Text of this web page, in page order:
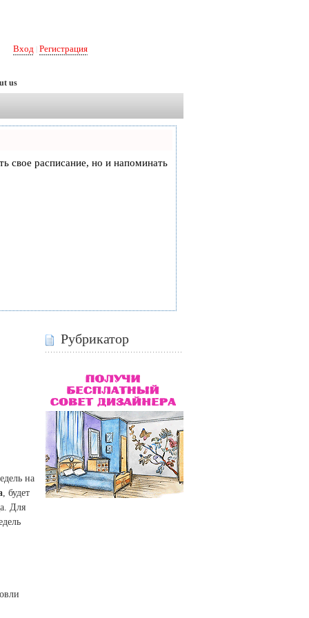
Вход Регистрация
us
свое расписание, но и напоминать
на
, будет
Для
Рубрикатор